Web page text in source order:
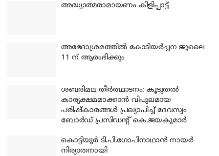
അദ്ധ്യാത്മരാമായണം കിളിപ്പാട്ട്
അഭേദാശ്രമത്തില്‍ കോടിയര്‍ച്ചന ജൂലൈ
11 ന് ആരംഭിക്കും
ശബരിമല തീര്‍ത്ഥാടനം: കൂടുതല്‍
കാര്യക്ഷമമാക്കാന്‍ വിപുലമായ
പരിഷ്‌കാരങ്ങള്‍ പ്രഖ്യാപിച്ച് ദേവസ്വം
ബോര്‍ഡ് പ്രസിഡന്റ് കെ.ജയകുമാര്‍
കൊട്ടിയൂര്‍ ടി.പി.ഗോപിനാഥാന്‍ നായര്‍
നിര്യാതനായി